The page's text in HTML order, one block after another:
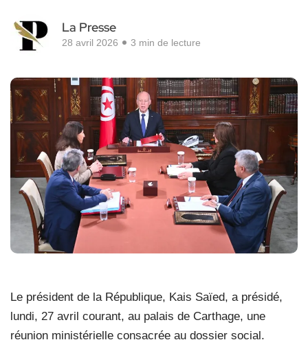
La Presse
28 avril 2026 3 min de lecture
Le président de la République, Kais Saïed, a présidé,
lundi, 27 avril courant, au palais de Carthage, une
réunion ministérielle consacrée au dossier social.